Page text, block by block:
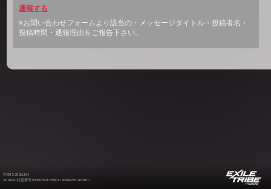
通報する
※お問い合わせフォームより該当の・メッセージタイトル・投稿者名・
投稿時間・通報理由をご報告下さい。
©2012-2026 LDH
JASRAC許諾番号 9008675017Y55011 9008675014Y41011